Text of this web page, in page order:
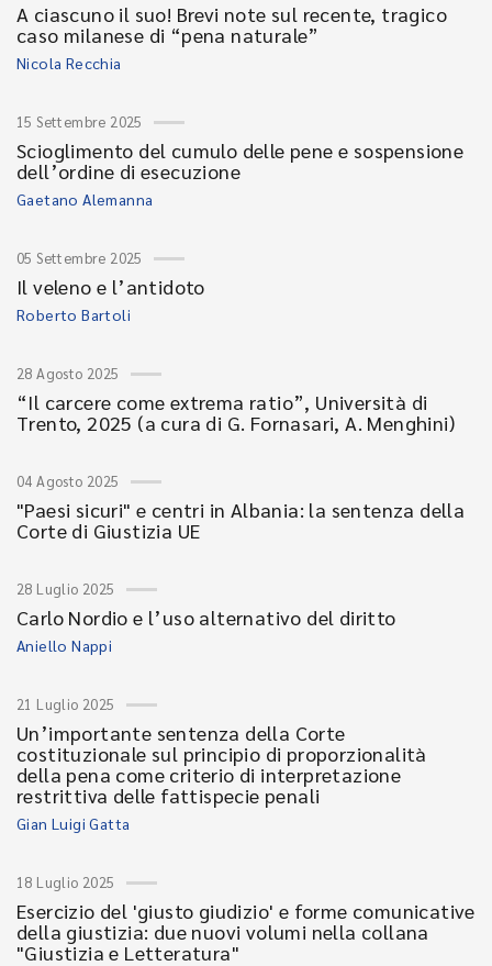
A ciascuno il suo! Brevi note sul recente, tragico
caso milanese di “pena naturale”
Nicola Recchia
15 Settembre 2025
Scioglimento del cumulo delle pene e sospensione
dell’ordine di esecuzione
Gaetano Alemanna
05 Settembre 2025
Il veleno e l’antidoto
Roberto Bartoli
28 Agosto 2025
“Il carcere come extrema ratio”, Università di
Trento, 2025 (a cura di G. Fornasari, A. Menghini)
04 Agosto 2025
"Paesi sicuri" e centri in Albania: la sentenza della
Corte di Giustizia UE
28 Luglio 2025
Carlo Nordio e l’uso alternativo del diritto
Aniello Nappi
21 Luglio 2025
Un’importante sentenza della Corte
costituzionale sul principio di proporzionalità
della pena come criterio di interpretazione
restrittiva delle fattispecie penali
Gian Luigi Gatta
18 Luglio 2025
Esercizio del 'giusto giudizio' e forme comunicative
della giustizia: due nuovi volumi nella collana
"Giustizia e Letteratura"